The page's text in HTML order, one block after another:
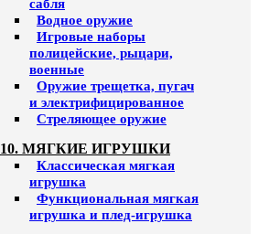
сабля
Водное оружие
Игровые наборы
полицейские, рыцари,
военные
Оружие трещетка, пугач
и электрифицированное
Стреляющее оружие
10. МЯГКИЕ ИГРУШКИ
Классическая мягкая
игрушка
Функциональная мягкая
игрушка и плед-игрушка